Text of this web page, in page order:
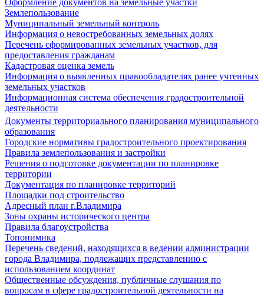
Оформление документов на земельные участки
Землепользование
Муниципальный земельный контроль
Информация о невостребованных земельных долях
Перечень сформированных земельных участков, для
предоставления гражданам
Кадастровая оценка земель
Информация о выявленных правообладателях ранее учтенных
земельных участков
Информационная система обеспечения градостроительной
деятельности
Документы территориального планирования муниципального
образования
Городские нормативы градостроительного проектирования
Правила землепользования и застройки
Решения о подготовке документации по планировке
территории
Документация по планировке территорий
Площадки под строительство
Адресный план г.Владимира
Зоны охраны исторического центра
Правила благоустройства
Топонимика
Перечень сведений, находящихся в ведении администрации
города Владимира, подлежащих представлению с
использованием координат
Общественные обсуждения, публичные слушания по
вопросам в сфере градостроительной деятельности на